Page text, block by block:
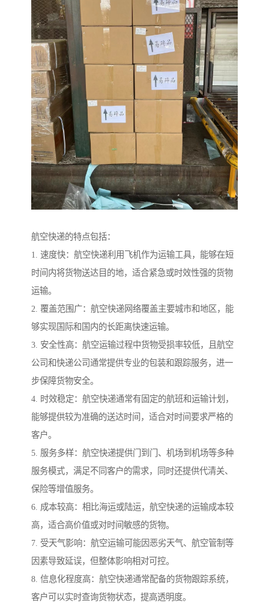
航空快递的特点包括：
1. 速度快：航空快递利用飞机作为运输工具，能够在短
时间内将货物送达目的地，适合紧急或时效性强的货物
运输。
2. 覆盖范围广：航空快递网络覆盖主要城市和地区，能
够实现国际和国内的长距离快速运输。
3. 安全性高：航空运输过程中货物受损率较低，且航空
公司和快递公司通常提供专业的包装和跟踪服务，进一
步保障货物安全。
4. 时效稳定：航空快递通常有固定的航班和运输计划，
能够提供较为准确的送达时间，适合对时间要求严格的
客户。
5. 服务多样：航空快递提供门到门、机场到机场等多种
服务模式，满足不同客户的需求，同时还提供代清关、
保险等增值服务。
6. 成本较高：相比海运或陆运，航空快递的运输成本较
高，适合高价值或对时间敏感的货物。
7. 受天气影响：航空运输可能因恶劣天气、航空管制等
因素导致延误，但整体影响相对可控。
8. 信息化程度高：航空快递通常配备的货物跟踪系统，
客户可以实时查询货物状态，提高透明度。